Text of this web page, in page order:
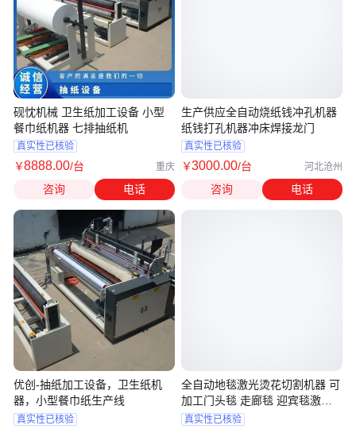
砚忱机械 卫生纸加工设备 小型
餐巾纸机器 七排抽纸机
真实性已核验
￥8888.00/台 重庆
咨询 电话
优创-抽纸加工设备，卫生纸机
器，小型餐巾纸生产线
真实性已核验
生产供应全自动烧纸钱冲孔机器
纸钱打孔机器冲床焊接龙门
真实性已核验
￥3000.00/台 河北沧州
咨询 电话
全自动地毯激光烫花切割机器 可
加工门头毯 走廊毯 迎宾毯激光
机
真实性已核验